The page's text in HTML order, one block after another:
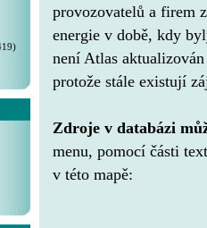
provozovatelů a firem
energie v době, kdy
není Atlas
protože stále existují
Zdroje v databázi
menu, pomocí části
v této mapě: